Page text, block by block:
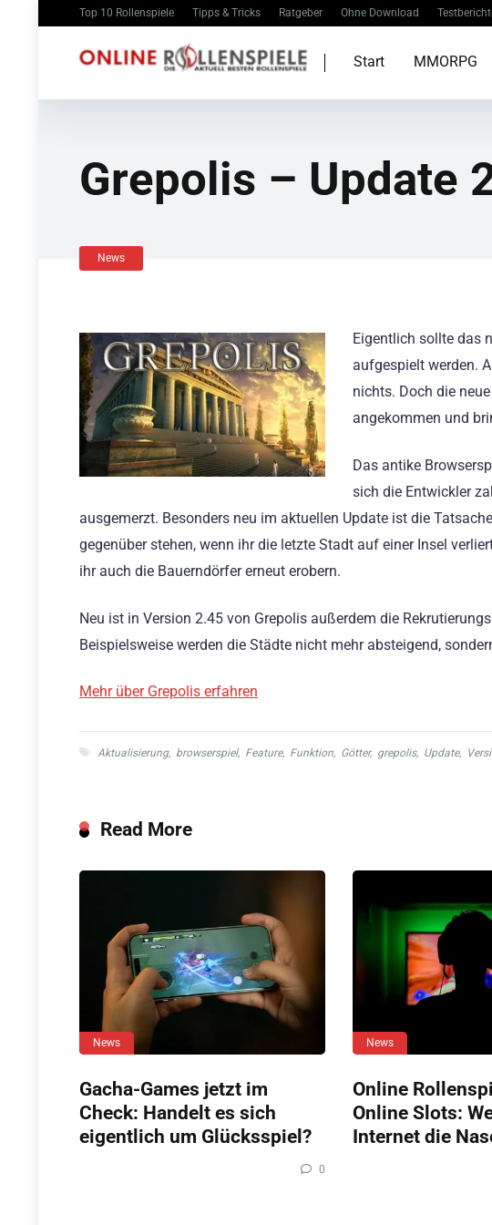
Top 10 Rollenspiele Tipps & Tricks Ratgeber Ohne Download
Start MMORPG
Grepolis – Update
News
Eigentlich sollte das
aufgespielt werden.
nichts. Doch die
angekommen und
Das antike
sich die Entwickler
ausgemerzt. Besonders neu im aktuellen Update ist die
gegenüber stehen, wenn ihr die letzte Stadt auf einer Insel
ihr auch die Bauerndörfer erneut erobern.
Neu ist in Version 2.45 von Grepolis außerdem die
Beispielsweise werden die Städte nicht mehr absteigend,
Mehr über Grepolis erfahren
Aktualisierung, browserspiel, Feature, Funktion, Götter, grepolis, Update,
Read More
News
Gacha-Games jetzt im
Check: Handelt es sich
eigentlich um Glücksspiel?
0
News
Online
Online Slots:
Internet die